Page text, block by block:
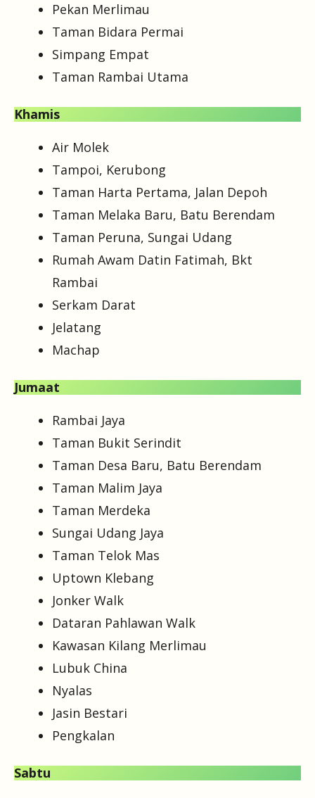
Pekan Merlimau
Taman Bidara Permai
Simpang Empat
Taman Rambai Utama
Khamis
Air Molek
Tampoi, Kerubong
Taman Harta Pertama, Jalan Depoh
Taman Melaka Baru, Batu Berendam
Taman Peruna, Sungai Udang
Rumah Awam Datin Fatimah, Bkt
Rambai
Serkam Darat
Jelatang
Machap
Jumaat
Rambai Jaya
Taman Bukit Serindit
Taman Desa Baru, Batu Berendam
Taman Malim Jaya
Taman Merdeka
Sungai Udang Jaya
Taman Telok Mas
Uptown Klebang
Jonker Walk
Dataran Pahlawan Walk
Kawasan Kilang Merlimau
Lubuk China
Nyalas
Jasin Bestari
Pengkalan
Sabtu